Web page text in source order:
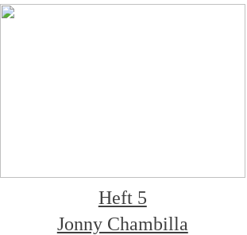
Heft 5
Jonny Chambilla